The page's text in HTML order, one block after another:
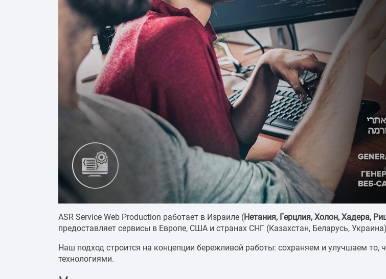
ASR Service Web Production работает в Израиле (Нетания, Герцлия, Холон, Хадера,
предоставляет сервисы в Европе, США и странах СНГ (Казахстан, Беларусь,
Наш подход строится на концепции бережливой работы: сохраняем и улучшаем то,
технологиями.